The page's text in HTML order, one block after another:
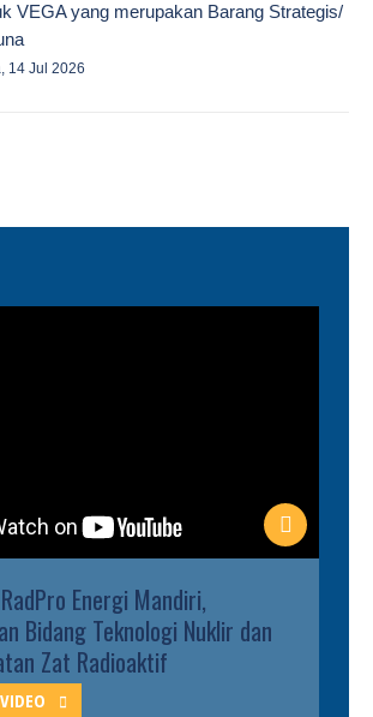
VEGA yang merupakan Barang Strategis/
14 Jul 2026
Energi Mandiri,
Bidang Teknologi Nuklir dan
Zat Radioaktif